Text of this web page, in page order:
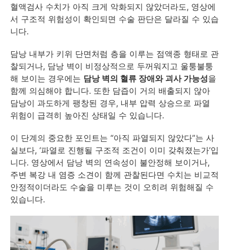
혈액검사 수치가 아직 크게 악화되지 않았더라도, 영상에
서 구조적 위험성이 확인되면 수술 판단은 달라질 수 있습
니다.
담낭 내부가 키위 단면처럼 층을 이루는 점액종 형태로 관
찰되거나, 담낭 벽이 비정상적으로 두꺼워지고 울퉁불퉁
해 보이는 경우에는 담낭 벽의 혈류 장애와 괴사 가능성을
함께 의심해야 합니다. 또한 담즙이 거의 배출되지 않아
담낭이 과도하게 팽창된 경우, 내부 압력 상승으로 파열
위험이 급격히 높아진 상태일 수 있습니다.
이 단계의 중요한 포인트는 “아직 파열되지 않았다”는 사
실보다, ‘파열로 진행될 구조적 조건이 이미 갖춰졌는가’입
니다. 영상에서 담낭 벽의 연속성이 불안정해 보이거나,
주변 복강 내 염증 소견이 함께 관찰된다면 수치는 비교적
안정적이더라도 수술을 미루는 것이 오히려 위험해질 수
있습니다.